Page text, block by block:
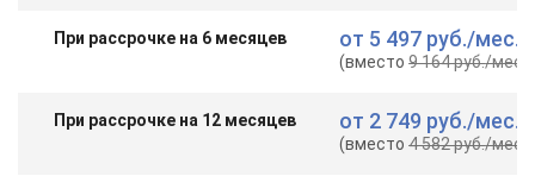
При рассрочке на 6 месяцев от 5 497 руб./мес.
(вместо9 164 руб./мес.
При рассрочке на 12 месяцев от 2 749 руб./мес.
(вместо4 582 руб./мес.
Telegram WhatsApp